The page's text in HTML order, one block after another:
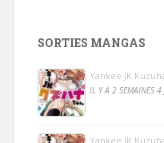
SORTIES MANGAS
Yankee JK
IL Y A 2 SEMAINES 4
Yankee JK